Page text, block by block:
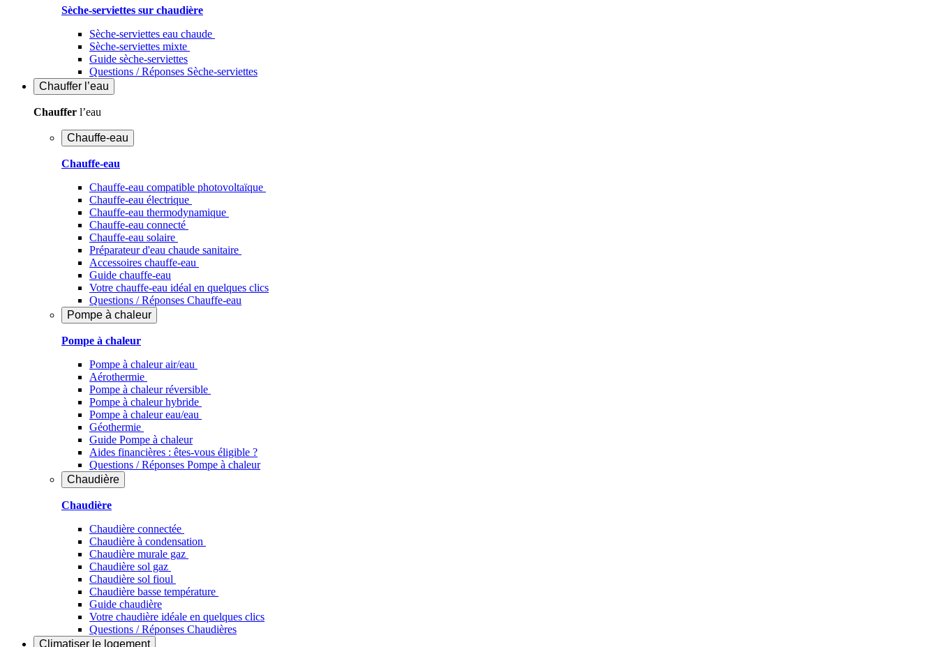
Sèche-serviettes sur chaudière
Sèche-serviettes eau chaude
Sèche-serviettes mixte
Guide sèche-serviettes
Questions / Réponses Sèche-serviettes
Chauffer l’eau
Chauffer l’eau
Chauffe-eau
Chauffe-eau
Chauffe-eau compatible photovoltaïque
Chauffe-eau électrique
Chauffe-eau thermodynamique
Chauffe-eau connecté
Chauffe-eau solaire
Préparateur d'eau chaude sanitaire
Accessoires chauffe-eau
Guide chauffe-eau
Votre chauffe-eau idéal en quelques clics
Questions / Réponses Chauffe-eau
Pompe à chaleur
Pompe à chaleur
Pompe à chaleur air/eau
Aérothermie
Pompe à chaleur réversible
Pompe à chaleur hybride
Pompe à chaleur​ eau/eau
Géothermie
Guide Pompe à chaleur
Aides financières : êtes-vous éligible ?
Questions / Réponses Pompe à chaleur
Chaudière
Chaudière
Chaudière connectée
Chaudière à condensation
Chaudière murale gaz
Chaudière sol gaz
Chaudière sol fioul
Chaudière basse température
Guide chaudière
Votre chaudière idéale en quelques clics
Questions / Réponses Chaudières
Climatiser le logement